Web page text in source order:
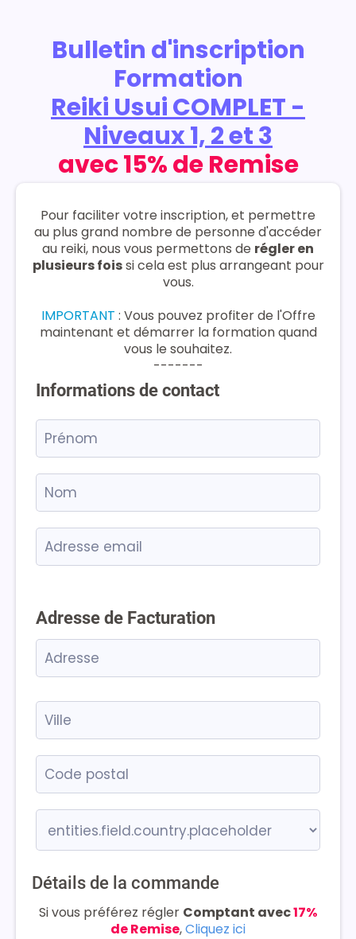
Bulletin d'inscription
Formation
Reiki Usui COMPLET -
Niveaux 1, 2 et 3
avec 15% de Remise
Pour faciliter votre inscription, et permettre
au plus grand nombre de personne d'accéder
au reiki, nous vous permettons de régler en
plusieurs foissi cela est plus arrangeant pour
vous.
IMPORTANT : Vous pouvez profiter de l'Offre
maintenant et démarrer la formation quand
vous le souhaitez.
-------
Informations de contact
Adresse de Facturation
Détails de la commande
Si vous préférez régler Comptant avec17%
de Remise,Cliquez ici